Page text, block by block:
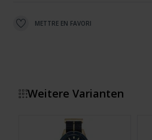
METTRE EN FAVORI
Weitere Varianten